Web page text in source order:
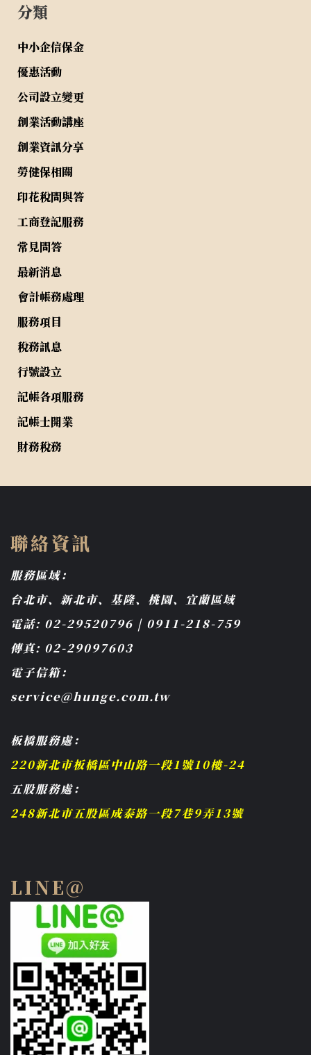
分類
中小企信保金
優惠活動
公司設立變更
創業活動講座
創業資訊分享
勞健保相關
印花稅問與答
工商登記服務
常見問答
最新消息
會計帳務處理
服務項目
稅務訊息
行號設立
記帳各項服務
記帳士開業
財務稅務
聯絡資訊
服務區域：
台北市、新北市、基隆、桃園、宜蘭區域
電話: 02-29520796 | 0911-218-759
傳真: 02-29097603
電子信箱：
service@hunge.com.tw
板橋服務處：
220新北市板橋區中山路一段1號10樓-24
五股服務處：
248新北市五股區成泰路一段7巷9弄13號
LINE@